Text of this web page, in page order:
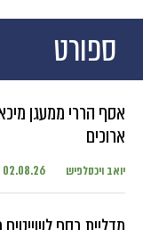
ספורט
אסף הררי ממעגן
ארוכים
יואב ויכסלפיש 02.08.26